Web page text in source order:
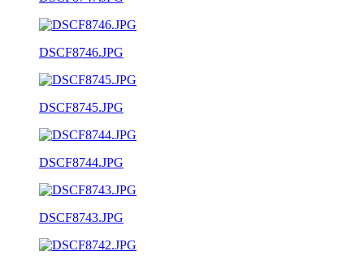
DSCF8746.JPG
DSCF8745.JPG
DSCF8744.JPG
DSCF8743.JPG